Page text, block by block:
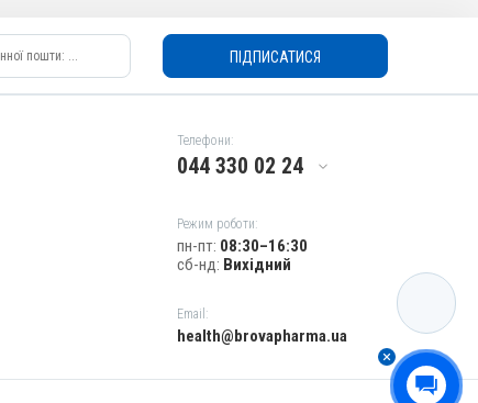
ПІДПИСАТИСЯ
Телефони:
044 330 02 24
Режим роботи:
пн-пт: 08:30–16:30
сб-нд: Вихідний
Email:
health@brovapharma.ua
КАТАЛОГ